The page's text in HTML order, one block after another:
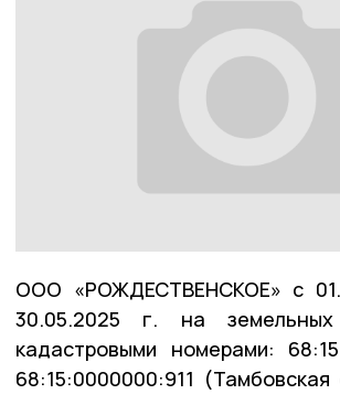
ООО «РОЖДЕСТВЕНСКОЕ» с
30.05.2025 г. на
кадастровыми номерами:
68:15:0000000:911